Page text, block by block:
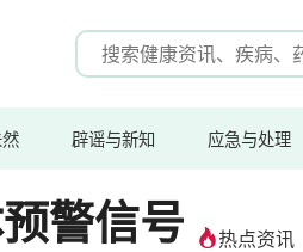
辟谣与新知 应急与处理
警信号 热点资讯